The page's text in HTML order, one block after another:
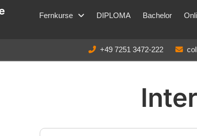
Fernkurse DIPLOMA Bachelor
+49 7251 3472-222